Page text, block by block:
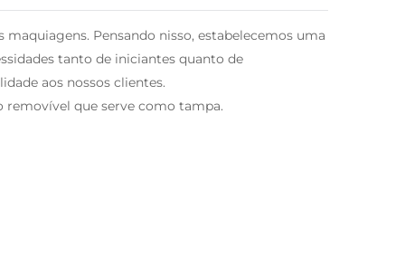
Pensando nisso, estabelecemos uma
tanto de iniciantes quanto de
aos nossos clientes.
removível que serve como tampa.